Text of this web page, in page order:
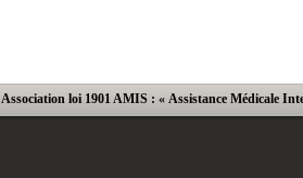
Association loi 1901 AMIS : « Assistance Médicale